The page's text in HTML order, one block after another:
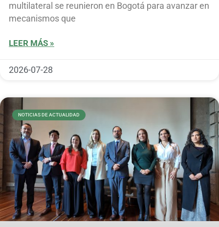
multilateral se reunieron en Bogotá para avanzar en
mecanismos que
LEER MÁS »
2026-07-28
NOTICIAS DE ACTUALIDAD